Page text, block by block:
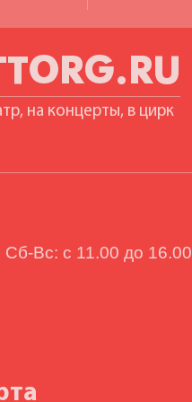
на концерты, в цирк
Вс: с 11.00 до 16.00